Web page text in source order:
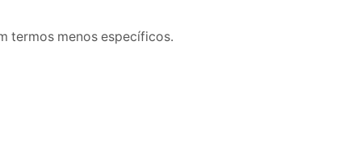
termos menos específicos.